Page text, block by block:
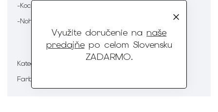
Využite doručenie na naše
predajňepo celom Slovensku
ZADARMO.
-Kockovaný vzor
-Nohavice cigaretového strihu
Kategória
Dámska móda
Farba